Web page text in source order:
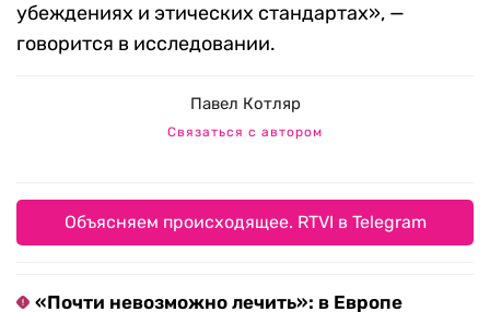
убеждениях и этических стандартах», —
говорится в исследовании.
Павел Котляр
Связаться с автором
Объясняем происходящее. RTVI в Telegram
«Почти невозможно лечить»: в Европе